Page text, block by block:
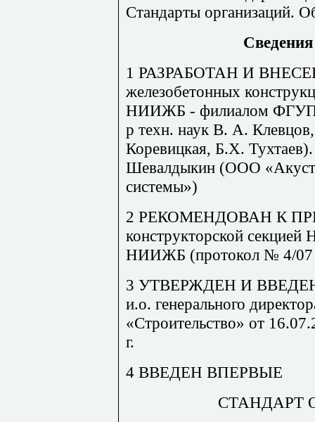
Стандарты организаций.
1 РАЗРАБОТАН И ВНЕСЕН
железобетонных
НИИЖБ - филиалом ФГУП
р техн. наук В. А.
Коревицкая, Б.Х.
Шевалдыкин (ООО
системы»)
2 РЕКОМЕНДОВАН К
конструкторской секцией
НИИЖБ (протокол № 4/07
3 УТВЕРЖДЕН И
и.о. генерального
«Строительство» от
г.
4 ВВЕДЕН ВПЕРВЫЕ
СТАНДАРТ